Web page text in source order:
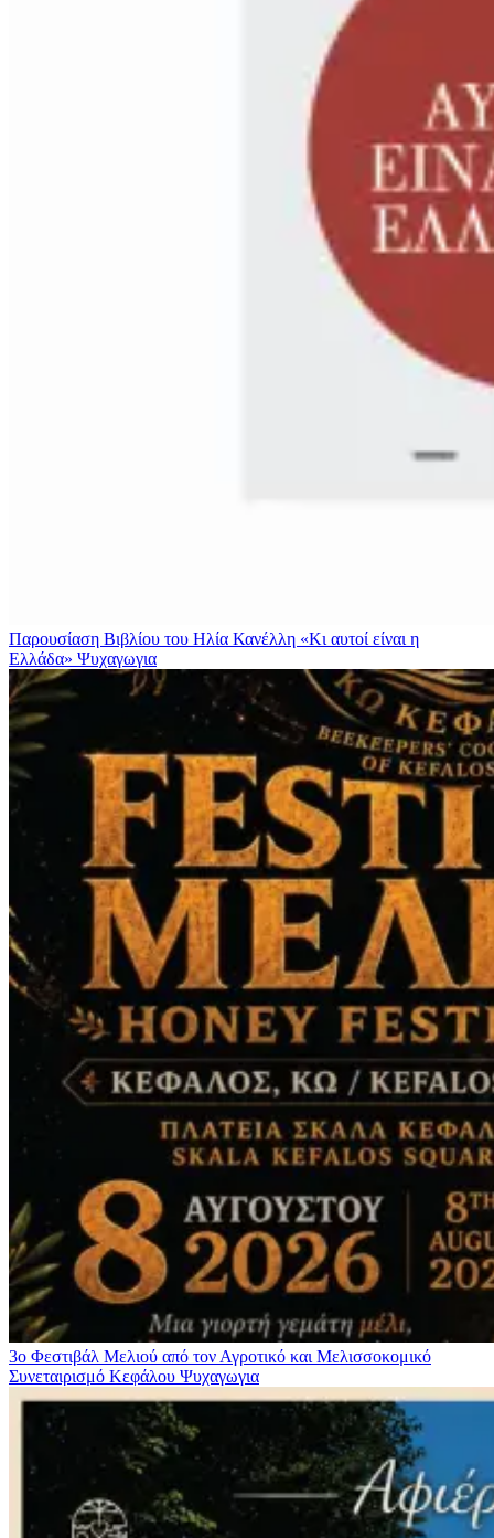
Παρουσίαση Βιβλίου του Ηλία Κανέλλη «Κι αυτοί είναι η
Ελλάδα» Ψυχαγωγια
3ο Φεστιβάλ Μελιού από τον Αγροτικό και Μελισσοκομικό
Συνεταιρισμό Κεφάλου Ψυχαγωγια